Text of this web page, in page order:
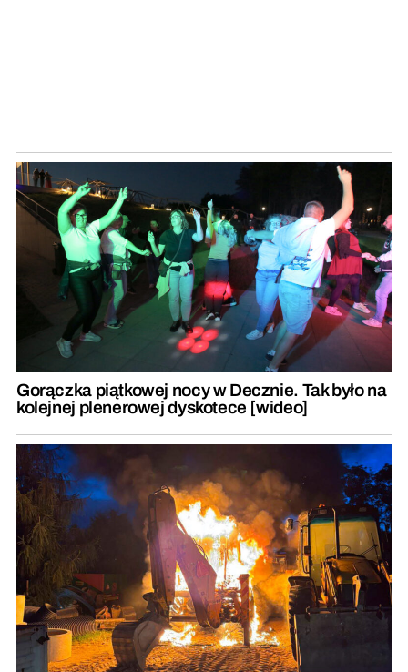
Gorączka piątkowej nocy w Decznie. Tak było na
kolejnej plenerowej dyskotece [wideo]